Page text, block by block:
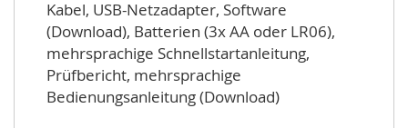
Kabel, USB-Netzadapter, Software
(Download), Batterien (3x AA oder LR06),
mehrsprachige Schnellstartanleitung,
Prüfbericht, mehrsprachige
Bedienungsanleitung (Download)